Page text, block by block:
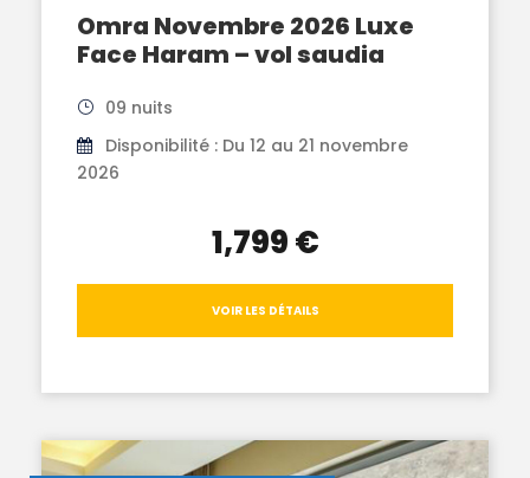
Omra Novembre 2026 Luxe
Face Haram – vol saudia
09 nuits
Disponibilité : Du 12 au 21 novembre
2026
1,799 €
VOIR LES DÉTAILS